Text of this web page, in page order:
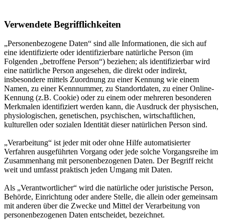
Verwendete Begrifflichkeiten
„Personenbezogene Daten“ sind alle Informationen, die sich auf
eine identifizierte oder identifizierbare natürliche Person (im
Folgenden „betroffene Person“) beziehen; als identifizierbar wird
eine natürliche Person angesehen, die direkt oder indirekt,
insbesondere mittels Zuordnung zu einer Kennung wie einem
Namen, zu einer Kennnummer, zu Standortdaten, zu einer Online-
Kennung (z.B. Cookie) oder zu einem oder mehreren besonderen
Merkmalen identifiziert werden kann, die Ausdruck der physischen,
physiologischen, genetischen, psychischen, wirtschaftlichen,
kulturellen oder sozialen Identität dieser natürlichen Person sind.
„Verarbeitung“ ist jeder mit oder ohne Hilfe automatisierter
Verfahren ausgeführten Vorgang oder jede solche Vorgangsreihe im
Zusammenhang mit personenbezogenen Daten. Der Begriff reicht
weit und umfasst praktisch jeden Umgang mit Daten.
Als „Verantwortlicher“ wird die natürliche oder juristische Person,
Behörde, Einrichtung oder andere Stelle, die allein oder gemeinsam
mit anderen über die Zwecke und Mittel der Verarbeitung von
personenbezogenen Daten entscheidet, bezeichnet.